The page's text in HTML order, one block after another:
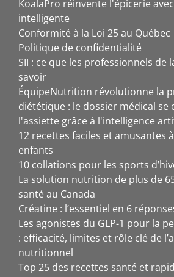
KoalaPro réinvente l'épicerie
intelligente
Conformité à la Loi 25 au Québec
Politique de confidentialité
SII : ce que les professionnels de
savoir
ÉquipeNutrition révolutionne la
diététique : le dossier médical se
l'assiette grâce à l'intelligence
12 recettes faciles et amusantes
enfants
10 collations pour les sports
La solution nutrition de plus de
santé au Canada
Créatine : l’essentiel en 6
Les agonistes du GLP-1 pour la
: efficacité, limites et rôle clé de
nutritionnel
Top 25 des recettes santé et